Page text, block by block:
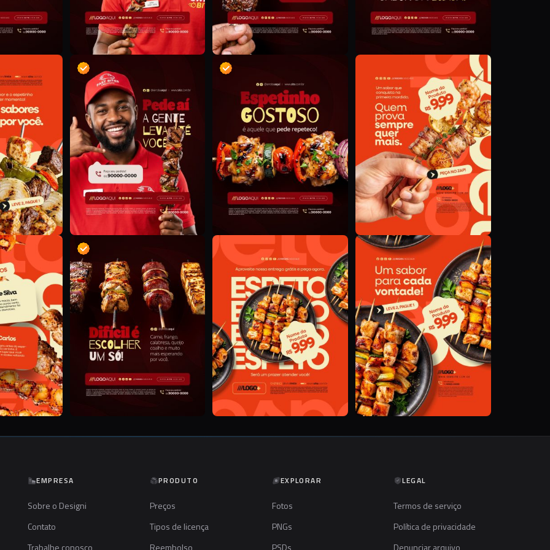
D
D D
EMPRESA
Sobre o Designi
Contato
Trabalhe conosco
PRODUTO
Preços
Tipos de licença
Reembolso
EXPLORAR
Fotos
PNGs
PSDs
LEGAL
Termos de serviço
Política de privacidade
Denunciar arquivo